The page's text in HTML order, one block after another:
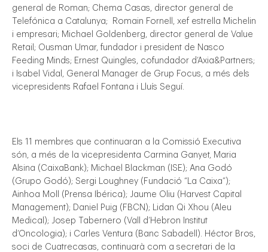
general de Roman; Chema Casas, director general de
Telefónica a Catalunya;
Romain Fornell, xef estrella Michelin
i empresari; Michael Goldenberg, director general de Value
Retail; Ousman Umar, fundador i president de Nasco
Feeding Minds; Ernest Quingles, cofundador d’Axia&Partners;
i Isabel Vidal, General Manager de Grup Focus, a més dels
vicepresidents Rafael Fontana i Lluís Seguí.
Els 11 membres que continuaran a la Comissió Executiva
són, a més de la vicepresidenta Carmina Ganyet, Maria
Alsina (CaixaBank); Michael Blackman (ISE); Ana Godó
(Grupo Godó); Sergi Loughney (Fundació “La Caixa”);
Ainhoa Moll (Prensa Ibérica); Jaume Oliu (Harvest Capital
Management); Daniel Puig (FBCN); Lidan Qi Xhou (Aleu
Medical); Josep Tabernero (Vall d’Hebron Institut
d’Oncologia); i Carles Ventura (Banc Sabadell). Héctor Bros,
soci de Cuatrecasas, continuarà com a secretari de la